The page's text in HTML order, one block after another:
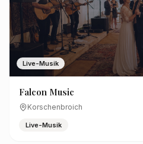
Live-Musik
Falcon Music
Korschenbroich
Live-Musik